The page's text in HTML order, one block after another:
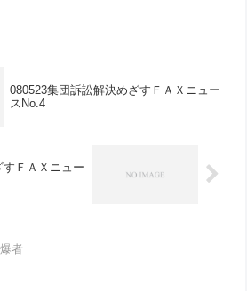
080523集団訴訟解決めざすＦＡＸニュー
スNo.4
ＦＡＸニュー
者